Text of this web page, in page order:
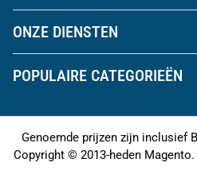
ONZE DIENSTEN
POPULAIRE CATEGORIEËN
Genoemde prijzen zijn inclusief
Copyright © 2013-heden